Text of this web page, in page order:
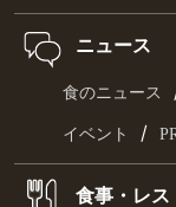
ニュース
食のニュース
イベント /
食事・レス